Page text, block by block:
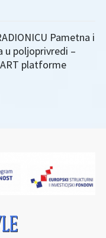
Pametna i
u poljoprivredi –
platforme